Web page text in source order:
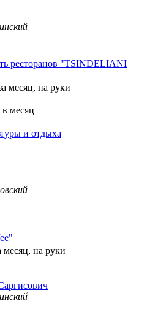
ресторанов "TSINDELIANI
месяц, на руки
месяц
и отдыха
месяц, на руки